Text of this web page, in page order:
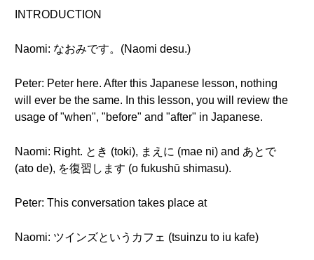
INTRODUCTION
Naomi: なおみです。(Naomi desu.)
Peter: Peter here. After this Japanese lesson, nothing
will ever be the same. In this lesson, you will review the
usage of "when", "before" and "after" in Japanese.
Naomi: Right. とき (toki), まえに (mae ni) and あとで
(ato de), を復習します (o fukushū shimasu).
Peter: This conversation takes place at
Naomi: ツインズというカフェ (tsuinzu to iu kafe)